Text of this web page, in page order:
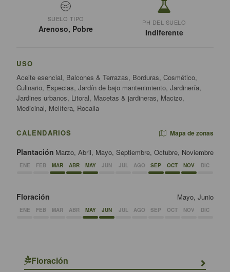
SUELO TIPO
Arenoso, Pobre
PH DEL SUELO
Indiferente
USO
Aceite esencial, Balcones & Terrazas, Borduras, Cosmético,
Culinario, Especias, Jardín de bajo mantenimiento, Jardinería,
Jardines urbanos, Litoral, Macetas & jardineras, Macizo,
Medicinal, Melífera, Rocalla
CALENDARIOS Mapa de zonas
Plantación Marzo, Abril, Mayo, Septiembre, Octubre, Noviembre
ENE FEB MAR ABR MAY JUN JUL AGO SEP OCT NOV DIC
Floración Mayo, Junio
ENE FEB MAR ABR MAY JUN JUL AGO SEP OCT NOV DIC
Floración